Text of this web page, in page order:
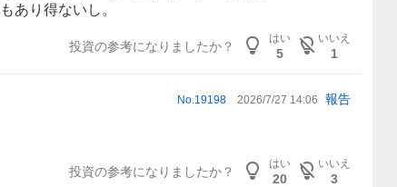
あり得ないし。
投資の参考になりましたか？
はい
5
いいえ
1
No. 19198 2026/7/27 14:06 報告
投資の参考になりましたか？
はい
20
いいえ
3